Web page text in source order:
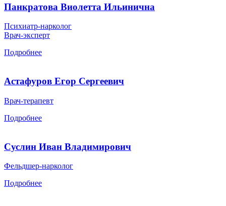
Панкратова Виолетта Ильинична
Психиатр-нарколог
Врач-эксперт
Подробнее
Астафуров Егор Сергеевич
Врач-терапевт
Подробнее
Суслин Иван Владимирович
Фельдшер-нарколог
Подробнее